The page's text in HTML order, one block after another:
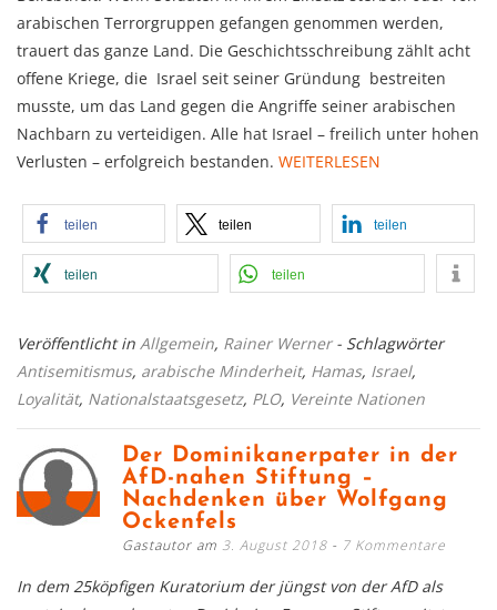
arabischen Terrorgruppen gefangen genommen werden,
trauert das ganze Land. Die Geschichtsschreibung zählt acht
offene Kriege, die Israel seit seiner Gründung bestreiten
musste, um das Land gegen die Angriffe seiner arabischen
Nachbarn zu verteidigen. Alle hat Israel – freilich unter hohen
Verlusten – erfolgreich bestanden. WEITERLESEN
teilen teilen teilen
teilen teilen
Veröffentlicht in Allgemein, Rainer Werner - Schlagwörter
Antisemitismus, arabische Minderheit, Hamas, Israel,
Loyalität, Nationalstaatsgesetz, PLO, Vereinte Nationen
Der Dominikanerpater in der
AfD-nahen Stiftung –
Nachdenken über Wolfgang
Ockenfels
Gastautor am 3. August 2018 7 Kommentare
In dem 25köpfigen Kuratorium der jüngst von der AfD als